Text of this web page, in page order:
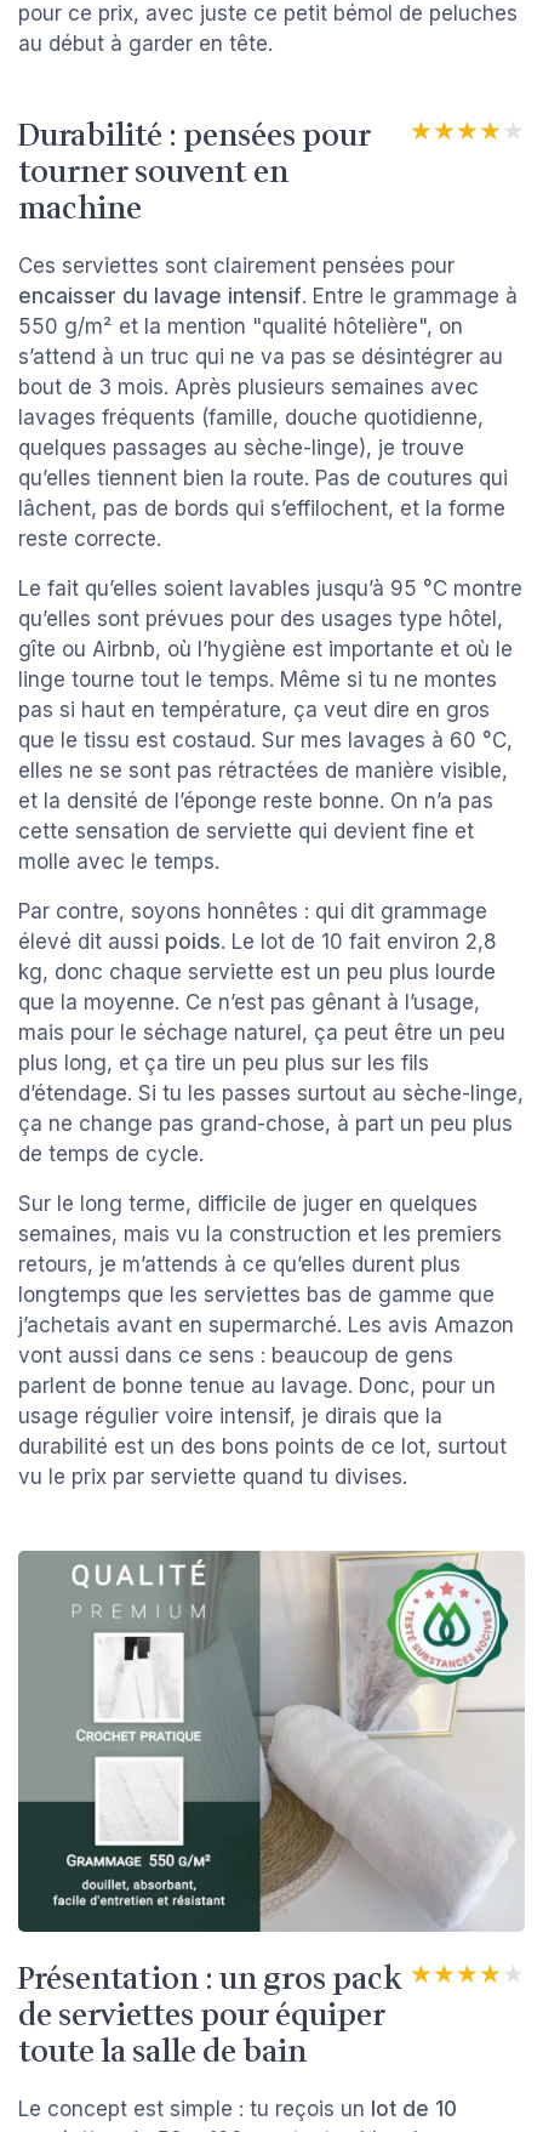
pour ce prix, avec juste ce petit bémol de peluches
au début à garder en tête.
Durabilité : pensées pour
tourner souvent en
machine
★★★★★
★★★★★
Ces serviettes sont clairement pensées pour
encaisser du lavage intensif. Entre le grammage à
550 g/m² et la mention "qualité hôtelière", on
s’attend à un truc qui ne va pas se désintégrer au
bout de 3 mois. Après plusieurs semaines avec
lavages fréquents (famille, douche quotidienne,
quelques passages au sèche-linge), je trouve
qu’elles tiennent bien la route. Pas de coutures qui
lâchent, pas de bords qui s’effilochent, et la forme
reste correcte.
Le fait qu’elles soient lavables jusqu’à 95 °C montre
qu’elles sont prévues pour des usages type hôtel,
gîte ou Airbnb, où l’hygiène est importante et où le
linge tourne tout le temps. Même si tu ne montes
pas si haut en température, ça veut dire en gros
que le tissu est costaud. Sur mes lavages à 60 °C,
elles ne se sont pas rétractées de manière visible,
et la densité de l’éponge reste bonne. On n’a pas
cette sensation de serviette qui devient fine et
molle avec le temps.
Par contre, soyons honnêtes : qui dit grammage
élevé dit aussi poids. Le lot de 10 fait environ 2,8
kg, donc chaque serviette est un peu plus lourde
que la moyenne. Ce n’est pas gênant à l’usage,
mais pour le séchage naturel, ça peut être un peu
plus long, et ça tire un peu plus sur les fils
d’étendage. Si tu les passes surtout au sèche-linge,
ça ne change pas grand-chose, à part un peu plus
de temps de cycle.
Sur le long terme, difficile de juger en quelques
semaines, mais vu la construction et les premiers
retours, je m’attends à ce qu’elles durent plus
longtemps que les serviettes bas de gamme que
j’achetais avant en supermarché. Les avis Amazon
vont aussi dans ce sens : beaucoup de gens
parlent de bonne tenue au lavage. Donc, pour un
usage régulier voire intensif, je dirais que la
durabilité est un des bons points de ce lot, surtout
vu le prix par serviette quand tu divises.
Présentation : un gros pack
de serviettes pour équiper
toute la salle de bain
★★★★★
★★★★★
Le concept est simple : tu reçois un lot de 10